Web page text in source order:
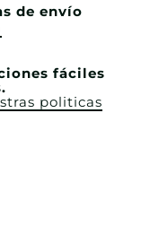
de envío
fáciles
politicas